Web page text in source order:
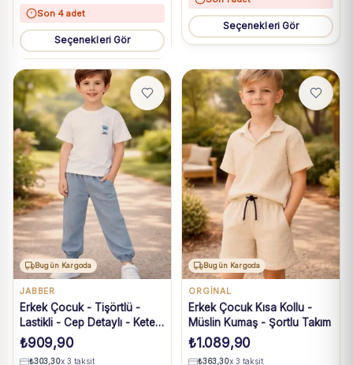
Son 4 adet
Seçenekleri Gör
Seçenekleri Gör
Bugün Kargoda
JABBER
Erkek Çocuk - Tişörtlü -
Lastikli - Cep Detaylı - Keten
Pantolonlu Takım
₺909,90
₺303,30x 3 taksit
Bugün Kargoda
ORGINAL
Erkek Çocuk Kısa Kollu -
Müslin Kumaş - Şortlu Takım
₺1.089,90
₺363,30x 3 taksit